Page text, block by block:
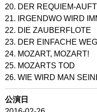
20. DER REQUIEM-
21. IRGENDWO WIRD
22. DIE ZAUBERFLOTE
23. DER EINFACHE WEG
24. MOZART, MOZART!
25. MOZARTS TOD
26. WIE WIRD MAN
公演日